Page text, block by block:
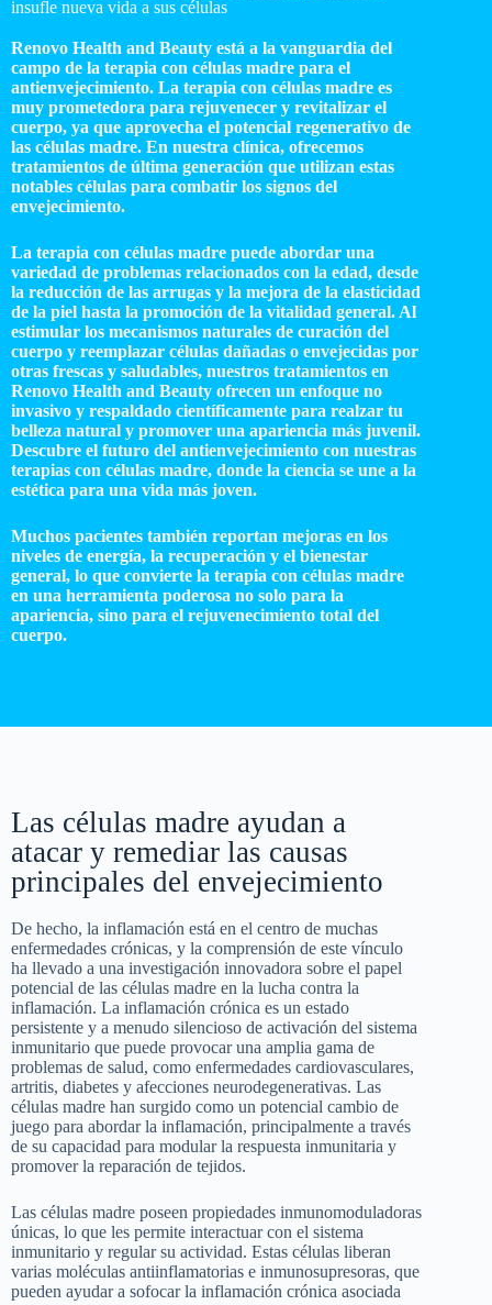
insufle nueva vida a sus células
Renovo Health and Beauty está a la vanguardia del
campo de la terapia con células madre para el
antienvejecimiento. La terapia con células madre es
muy prometedora para rejuvenecer y revitalizar el
cuerpo, ya que aprovecha el potencial regenerativo de
las células madre. En nuestra clínica, ofrecemos
tratamientos de última generación que utilizan estas
notables células para combatir los signos del
envejecimiento.
La terapia con células madre puede abordar una
variedad de problemas relacionados con la edad, desde
la reducción de las arrugas y la mejora de la elasticidad
de la piel hasta la promoción de la vitalidad general. Al
estimular los mecanismos naturales de curación del
cuerpo y reemplazar células dañadas o envejecidas por
otras frescas y saludables, nuestros tratamientos en
Renovo Health and Beauty ofrecen un enfoque no
invasivo y respaldado científicamente para realzar tu
belleza natural y promover una apariencia más juvenil.
Descubre el futuro del antienvejecimiento con nuestras
terapias con células madre, donde la ciencia se une a la
estética para una vida más joven.
Muchos pacientes también reportan mejoras en los
niveles de energía, la recuperación y el bienestar
general, lo que convierte la terapia con células madre
en una herramienta poderosa no solo para la
apariencia, sino para el rejuvenecimiento total del
cuerpo.
Las células madre ayudan a
atacar y remediar las causas
principales del envejecimiento
De hecho, la inflamación está en el centro de muchas
enfermedades crónicas, y la comprensión de este vínculo
ha llevado a una investigación innovadora sobre el papel
potencial de las células madre en la lucha contra la
inflamación. La inflamación crónica es un estado
persistente y a menudo silencioso de activación del sistema
inmunitario que puede provocar una amplia gama de
problemas de salud, como enfermedades cardiovasculares,
artritis, diabetes y afecciones neurodegenerativas. Las
células madre han surgido como un potencial cambio de
juego para abordar la inflamación, principalmente a través
de su capacidad para modular la respuesta inmunitaria y
promover la reparación de tejidos.
Las células madre poseen propiedades inmunomoduladoras
únicas, lo que les permite interactuar con el sistema
inmunitario y regular su actividad. Estas células liberan
varias moléculas antiinflamatorias e inmunosupresoras, que
pueden ayudar a sofocar la inflamación crónica asociada